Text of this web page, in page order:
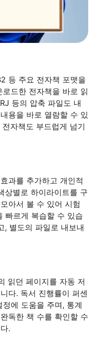
등 주요 전자책 포맷을
드한 전자책을 바로 읽
등의 압축 파일도 내
용을 바로 열람할 수 있
자책도 부드럽게 넘기
과를 추가하고 개인적
상별로 하이라이트를 구
아서 볼 수 있어 시험
빠르게 복습할 수 있습
, 별도의 파일로 내보내
읽던 페이지를 자동 저
다. 독서 진행률이 퍼센
에 도움을 주며, 통계
독한 책 수를 확인할 수
.